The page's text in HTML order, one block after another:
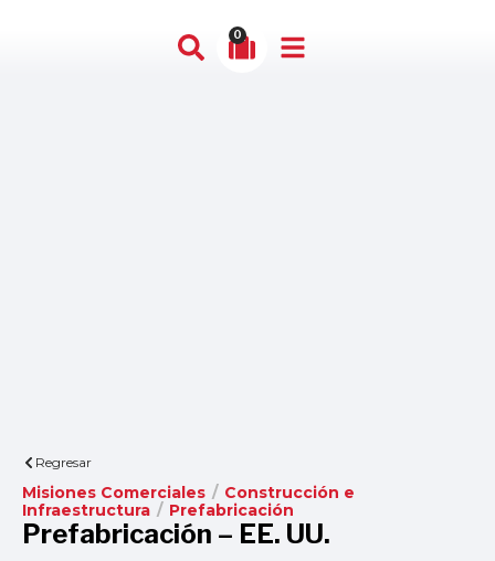
0
Regresar
Misiones Comerciales / Construcción e
Infraestructura / Prefabricación
Prefabricación – EE. UU.